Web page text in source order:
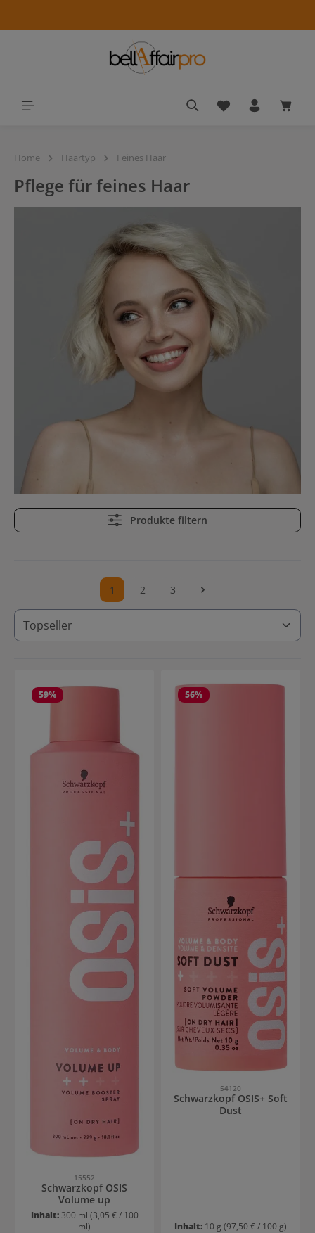
Du hast 0
Home Haartyp Feines Haar
Pflege für feines Haar
Produkte filtern
Seite
1 Seite
2 Seite
3
59%
15552
Schwarzkopf OSIS
Volume up
Inhalt: 300 ml (3,05 € / 100
ml)
56%
54120
Schwarzkopf OSIS+ Soft
Dust
Inhalt: 10 g (97,50 € / 100 g)